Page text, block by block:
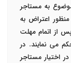
به مستاجر
اعتراض به
از اتمام مهلت
می نمایند. در
اختیار مستاجر